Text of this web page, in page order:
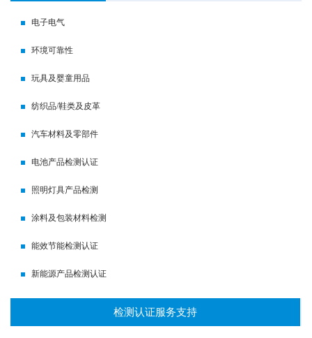
电子电气
环境可靠性
玩具及婴童用品
纺织品/鞋类及皮革
汽车材料及零部件
电池产品检测认证
照明灯具产品检测
涂料及包装材料检测
能效节能检测认证
新能源产品检测认证
检测认证服务支持